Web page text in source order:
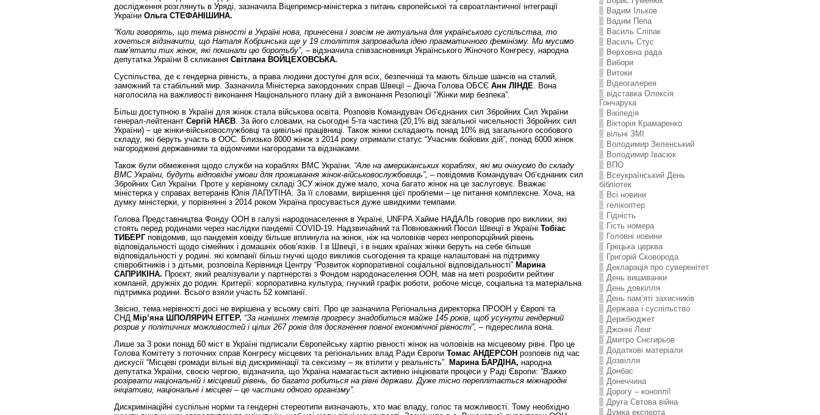
дослідження розглянуть в Уряді, зазначила Віцепремєр-міністерка з питань європейської та євроатлантичної інтеграції
України Ольга СТЕФАНІШИНА.
“Коли говорять, що тема рівності в Україні нова, принесена і зовсім не актуальна для українського суспільства, то
хочеться відзначити, що Наталя Кобринська ще у 19 століття запровадила ідею прагматичного фемінізму. Ми мусимо
пам’ятати тих жінок, які починали цю боротьбу”, – відзначила співзасновниця Українського Жіночого Конгресу, народна
депутатка України 8 скликання Світлана ВОЙЦЕХОВСЬКА.
Суспільства, де є гендерна рівність, а права людини доступні для всіх, безпечніші та мають більше шансів на сталий,
заможний та стабільний мир. Зазначила Міністерка закордонних справ Швеції – Діюча Голова ОБСЄ Анн ЛІНДЕ. Вона
наголосила на важливості виконання Національного плану дій з виконання Резолюції “Жінки мир безпека”.
Більш доступною в Україні для жінок стала військова освіта. Розповів Командувач Об’єднаних сил Збройних Сил України
генерал-лейтенант Сергій НАЄВ . За його словами, на сьогодні 5-та частина (20,1% від загальної чисельності Збройних сил
України) – це жінки-військовослужбовці та цивільні працівниці. Також жінки складають понад 10% від загального особового
складу, які беруть участь в ООС. Близько 8000 жінок з 2014 року отримали статус “Учасник бойових дій”, понад 6000 жінок
нагороджені державними та відомчими нагородами та відзнаками.
Також були обмеження щодо служби на кораблях ВМС України. “Але на американських кораблях, які ми очікуємо до складу
ВМС України, будуть відповідні умови для проживання жінок-військовослужбовиць”, – повідомив Командувач Об’єднаних сил
Збройних Сил України. Проте у керівному складі ЗСУ жінок дуже мало, хоча багато жінок на це заслуговує. Вважає
міністерка у справах ветеранів Юлія ЛАПУТІНА. За її словами, вирішення цієї проблеми – це питання комплексне. Хоча, на
думку міністерки, у порівнянні з 2014 роком Україна просувається дуже швидкими темпами.
Голова Представництва Фонду ООН в галузі народонаселення в Україні, UNFPA Хайме НАДАЛЬ говорив про виклики, які
стоять перед родинами через наслідки пандемії COVID-19. Надзвичайний та Повноважний Посол Швеції в Україні Тобіас
ТИБЕРГповідомив, що пандемія ковіду більше вплинула на жінок, ніж на чоловіків через непропорційний рівень
відповідальності щодо сімейних і домашніх обов’язків. І в Швеції, і в інших країнах жінки беруть на себе більше
відповідальності у родині. які компанії більш гнучкі щодо викликів сьогодення та краще налаштовані на підтримку
співробітників і з дітьми, розповіла Керівниця Центру “Розвиток корпоративної соціальної відповідальності” Марина
САПРИКІНА. Проєкт, який реалізували у партнерстві з Фондом народонаселення ООН, мав на меті розробити рейтинг
компаній, дружніх до родин. Критерії: корпоративна культура, гнучкий графік роботи, робоче місце, соціальна та матеріальна
підтримка родини. Всього взяли участь 52 компанії.
Звісно, тема нерівності досі не вирішена у всьому світі. Про це зазначила Регіональна директорка ПРООН у Європі та
СНД Мір’яна ШПОЛЯРИЧ ЕГГЕР. “За нинішніх темпів прогресу знадобиться майже 145 років, щоб усунути гендерний
розрив у політичних можливостей і цілих 267 років для досягнення повної економічної рівності”, –підереслила вона.
Лише за 3 роки понад 60 міст в Україні підписали Європейську хартію рівності жінок на чоловіків на місцевому рівні. Про це
Голова Комітету з поточних справ Конгресу місцевих та регіональних влад Ради Європи Томас АНДЕРСОН розповів під час
дискусії “Місцеві громади вільні від дискримінації та сексизму – як втілити у реальність”. Марина БАРДІНА, народна
депутатка України, своєю чергою, відзначила, що Україна намагається активно ініціювати процеси у Раді Європи: “Важко
розірвати національній і місцевий рівень, бо багато робиться на рівні держави. Дуже тісно переплітається міжнародні
ініціативи, національні і місцеві – це частини одного організму”.
Дискримінаційні суспільні норми та гендерні стереотипи визначають, хто має владу, голос та можливості. Тому необхідно
Вадим Ільков
Вадим Пепа
Василь Сліпак
Василь Стус
Верховна рада
Вибори
Витоки
Відеогалерея
відставка Олексія
Гончарука
Вікіпедія
Вікторія Крамаренко
вільні ЗМІ
Володимир Зеленський
Володимир Івасюк
ВПО
Всеукраїнський День
бібліотек
Всі новини
гелікоптер
Гідність
Гість номера
Головні новини
Грецька церква
Григорій Сковорода
Декларація про суверенітет
День вишиванки
День довкілля
День пам’яті захисників
Держава і суспільство
Держбюджет
Джонні Ленг
Дмитро Снєгирьов
Додаткові матеріали
Дозвілля
Донбас
Донеччина
Дорогу – коноплі!
Друга Свтова війна
Думка експерта